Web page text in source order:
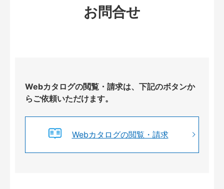
お問合せ
Webカタログの閲覧・請求は、下記のボタンか
らご依頼いただけます。
Webカタログの閲覧・請求